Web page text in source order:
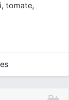
tomate,